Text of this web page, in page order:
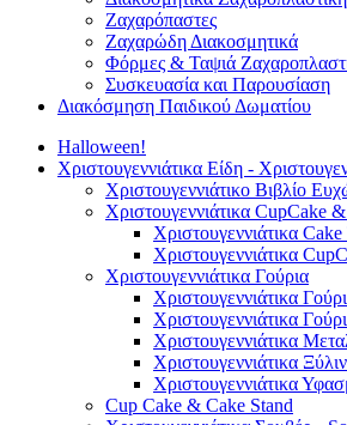
Ζαχαρόπαστες
Ζαχαρώδη Διακοσμητικά
Φόρμες & Ταψιά
Συσκευασία και Παρουσίαση
Διακόσμηση Παιδικού Δωματίου
Halloween!
Χριστουγεννιάτικα Είδη -
Χριστουγεννιάτικο Βιβλίο
Χριστουγεννιάτικα CupCake
Χριστουγεννιάτικα
Χριστουγεννιάτικα
Χριστουγεννιάτικα Γούρια
Χριστουγεννιάτικα
Χριστουγεννιάτικα
Χριστουγεννιάτικα
Χριστουγεννιάτικα
Χριστουγεννιάτικα
Cup Cake & Cake Stand